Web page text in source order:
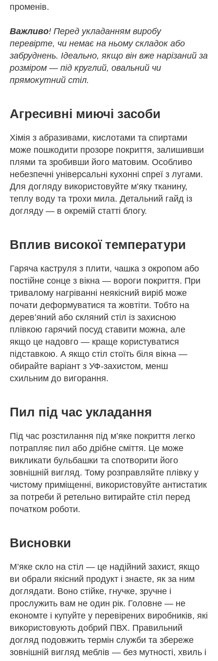
променів.
Важливо! Перед укладанням виробу
перевірте, чи немає на ньому складок або
забруднень. Ідеально, якщо він вже нарізаний за
розміром — під круглий, овальний чи
прямокутний стіл.
Агресивні миючі засоби
Хімія з абразивами, кислотами та спиртами
може пошкодити прозоре покриття, залишивши
плями та зробивши його матовим. Особливо
небезпечні універсальні кухонні спреї з лугами.
Для догляду використовуйте м’яку тканину,
теплу воду та трохи мила. Детальний гайд із
догляду — в окремій статті блогу.
Вплив високої температури
Гаряча каструля з плити, чашка з окропом або
постійне сонце з вікна — вороги покриття. При
тривалому нагріванні неякісний виріб може
почати деформуватися та жовтіти. Тобто на
дерев’яний або скляний стіл із захисною
плівкою гарячий посуд ставити можна, але
якщо це надовго — краще користуватися
підставкою. А якщо стіл стоїть біля вікна —
обирайте варіант з УФ-захистом, менш
схильним до вигорання.
Пил під час укладання
Під час розстилання під м’яке покриття легко
потрапляє пил або дрібне сміття. Це може
викликати бульбашки та спотворити його
зовнішній вигляд. Тому розправляйте плівку у
чистому приміщенні, використовуйте антистатик
за потреби й ретельно витирайте стіл перед
початком роботи.
Висновки
М’яке скло на стіл — це надійний захист, якщо
ви обрали якісний продукт і знаєте, як за ним
доглядати. Воно стійке, гнучке, зручне і
прослужить вам не один рік. Головне — не
економте і купуйте у перевірених виробників, які
використовують добрий ПВХ. Правильний
догляд подовжить термін служби та збереже
зовнішній вигляд меблів — без мутності, хвиль і